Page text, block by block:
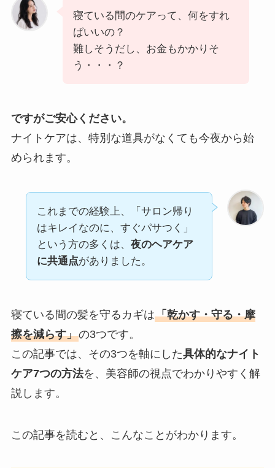
寝ている間のケアって、何をすれ
ばいいの？
難しそうだし、お金もかかりそ
う・・・？
ですがご安心ください。
ナイトケアは、特別な道具がなくても今夜から始
められます。
これまでの経験上、「サロン帰り
はキレイなのに、すぐパサつく」
という方の多くは、 夜のヘアケア
に共通点がありました。
寝ている間の髪を守るカギは「乾かす・守る・摩
擦を減らす」の3つです。
この記事では、その3つを軸にした具体的なナイト
ケア7つの方法を、美容師の視点でわかりやすく解
説します。
この記事を読むと、こんなことがわかります。